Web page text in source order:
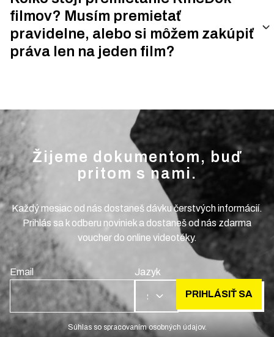
filmov? Musím premietať
pravidelne, alebo si môžem zakúpiť
práva len na jeden film?
Žijeme dokumentom, buď
pritom s nami.
Každý mesiac od nás dostaneš dávku čerstvých informácií.
Prihlás sa k odberu noviniek a dostaneš od nás zdarma
voucher do online videotéky.
Email Jazyk
SK PRIHLÁSIŤ SA
Súhlas so spracovaním osobných údajov.